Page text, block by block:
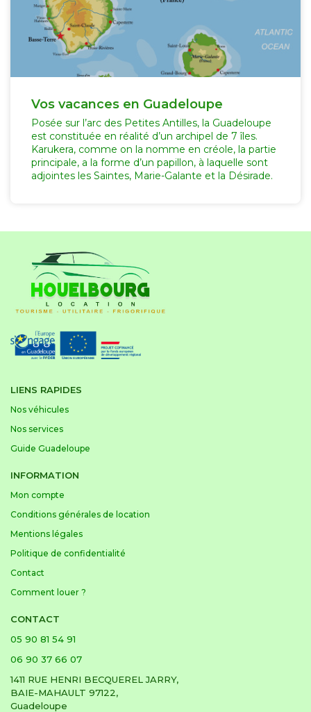
Vos vacances en Guadeloupe
Posée sur l’arc des Petites Antilles, la Guadeloupe
est constituée en réalité d’un archipel de 7 îles.
Karukera, comme on la nomme en créole, la partie
principale, a la forme d’un papillon, à laquelle sont
adjointes les Saintes, Marie-Galante et la Désirade.
LIENS RAPIDES
Nos véhicules
Nos services
Guide Guadeloupe
INFORMATION
Mon compte
Conditions générales de location
Mentions légales
Politique de confidentialité
Contact
Comment louer ?
CONTACT
05 90 81 54 91
06 90 37 66 07
1411 RUE HENRI BECQUEREL JARRY,
BAIE-MAHAULT 97122,
Guadeloupe